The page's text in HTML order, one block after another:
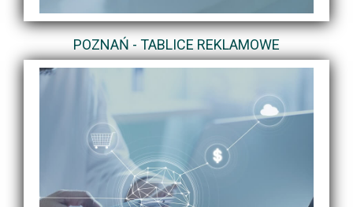
POZNAŃ - TABLICE REKLAMOWE